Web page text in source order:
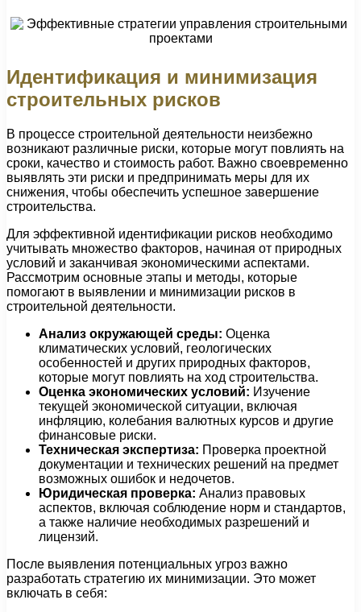
Идентификация и минимизация
строительных рисков
В процессе строительной деятельности неизбежно
возникают различные риски, которые могут повлиять на
сроки, качество и стоимость работ. Важно своевременно
выявлять эти риски и предпринимать меры для их
снижения, чтобы обеспечить успешное завершение
строительства.
Для эффективной идентификации рисков необходимо
учитывать множество факторов, начиная от природных
условий и заканчивая экономическими аспектами.
Рассмотрим основные этапы и методы, которые
помогают в выявлении и минимизации рисков в
строительной деятельности.
Анализ окружающей среды: Оценка
климатических условий, геологических
особенностей и других природных факторов,
которые могут повлиять на ход строительства.
Оценка экономических условий: Изучение
текущей экономической ситуации, включая
инфляцию, колебания валютных курсов и другие
финансовые риски.
Техническая экспертиза: Проверка проектной
документации и технических решений на предмет
возможных ошибок и недочетов.
Юридическая проверка: Анализ правовых
аспектов, включая соблюдение норм и стандартов,
а также наличие необходимых разрешений и
лицензий.
После выявления потенциальных угроз важно
разработать стратегию их минимизации. Это может
включать в себя: